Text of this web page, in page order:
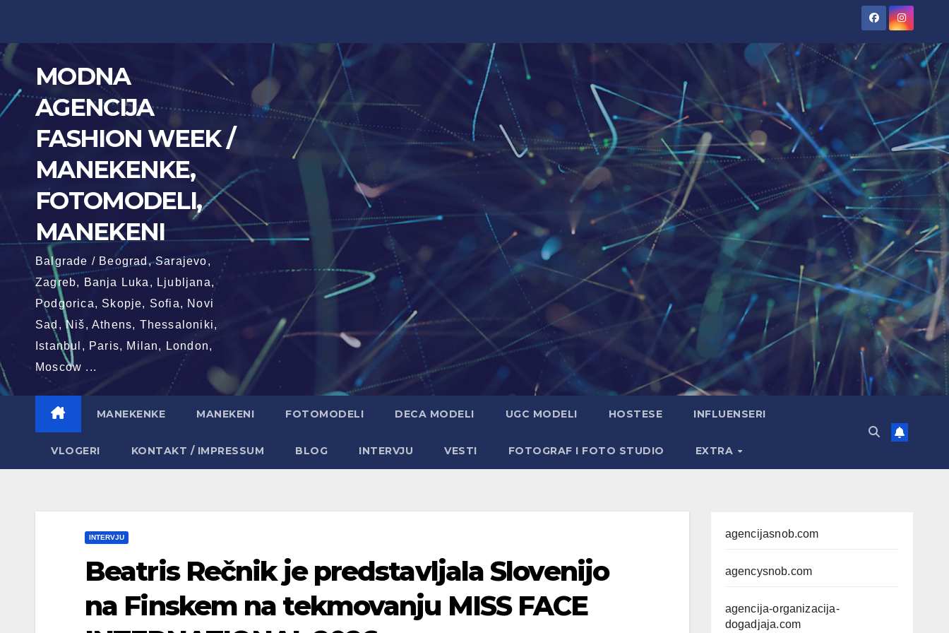
content
MODNA
AGENCIJA
FASHION WEEK /
MANEKENKE,
FOTOMODELI,
MANEKENI
Balgrade / Beograd, Sarajevo,
Zagreb, Banja Luka, Ljubljana,
Podgorica, Skopje, Sofia, Novi
Sad, Niš, Athens, Thessaloniki,
Istanbul, Paris, Milan, London,
Moscow ...
MANEKENKE MANEKENI FOTOMODELI DECA MODELI UGC MODELI HOSTESE INFLUENSERI
VLOGERI KONTAKT / IMPRESSUM BLOG INTERVJU VESTI FOTOGRAF I FOTO STUDIO EXTRA
INTERVJU
Beatris Rečnik je predstavljala Slovenijo
na Finskem na tekmovanju MISS FACE
agencijasnob.com
agencysnob.com
agencija-organizacija-
dogadjaja.com